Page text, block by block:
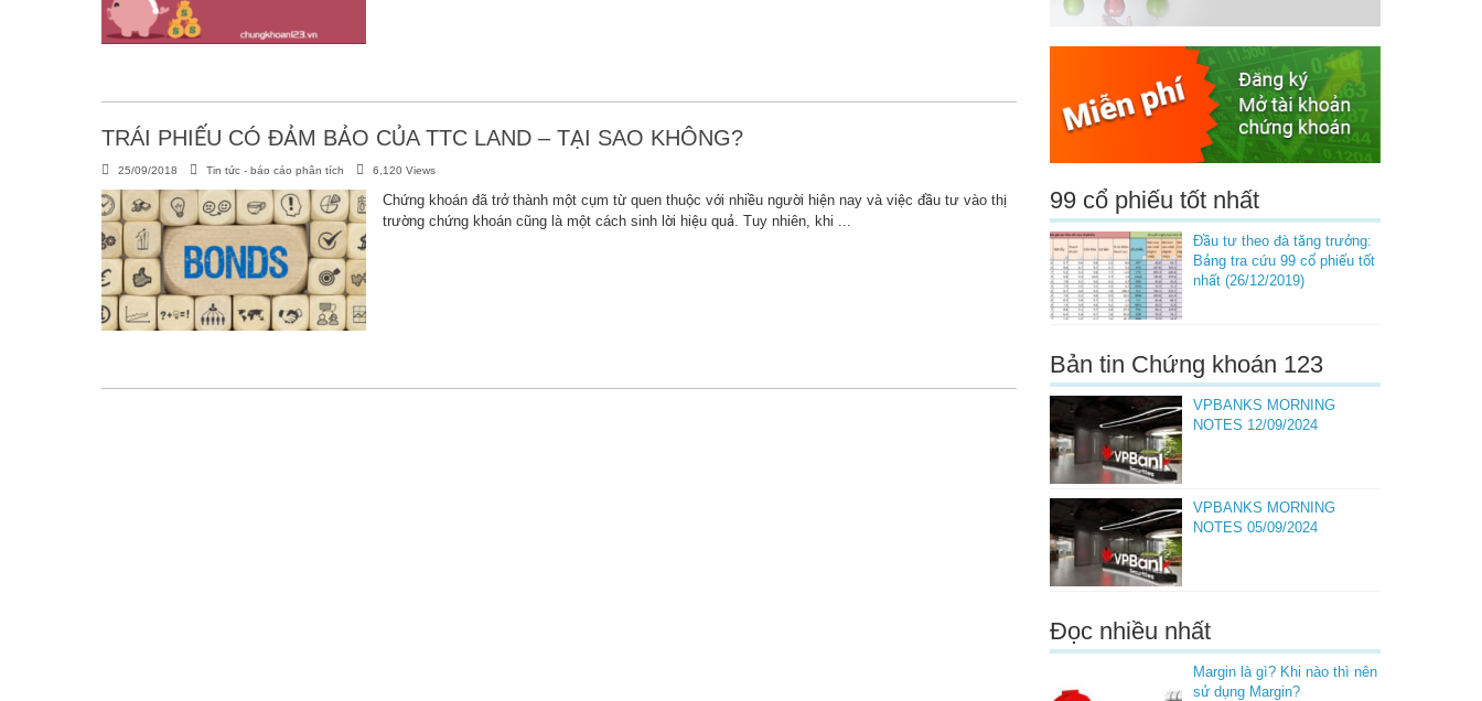
TRÁI PHIẾU CÓ ĐẢM BẢO CỦA TTC LAND – TẠI SAO KHÔNG?
25/09/2018 Tin tức - báo cáo phân tích 6,120 Views
Chứng khoán đã trở thành một cụm từ quen thuộc với nhiều người hiện nay và việc đầu tư vào thị
trường chứng khoán cũng là một cách sinh lời hiệu quả. Tuy nhiên, khi ...
99 cổ phiếu tốt nhất
Đầu tư theo đà tăng trưởng:
Bảng tra cứu 99 cổ phiếu tốt
nhất (26/12/2019)
Bản tin Chứng khoán 123
VPBANKS MORNING
NOTES 12/09/2024
VPBANKS MORNING
NOTES 05/09/2024
Đọc nhiều nhất
Margin là gì? Khi nào thì nên
sử dụng Margin?